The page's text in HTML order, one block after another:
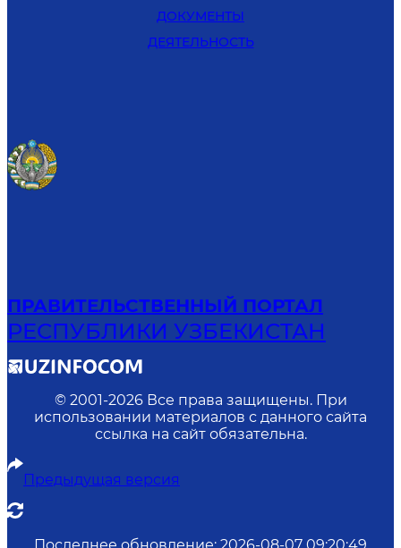
ДОКУМЕНТЫ
ДЕЯТЕЛЬНОСТЬ
ПРАВИТЕЛЬСТВЕННЫЙ ПОРТАЛ
РЕСПУБЛИКИ УЗБЕКИСТАН
© 2001-2026 Все права защищены. При
использовании материалов с данного сайта
ссылка на сайт обязательна.
Предыдущая версия